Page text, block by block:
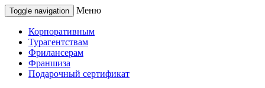
Toggle navigation Меню
Корпоративным
Турагентствам
Фрилансерам
Франшиза
Подарочный сертификат